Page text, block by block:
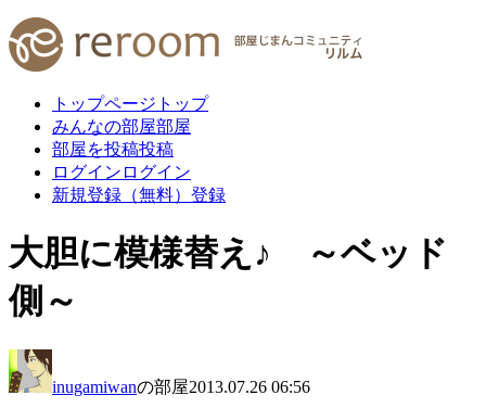
トップページ トップ
みんなの部屋部屋
部屋を投稿投稿
ログイン ログイン
新規登録（無料） 登録
大胆に模様替え♪ ～ベッド
側～
inugamiwanの部屋2013.07.26 06:56